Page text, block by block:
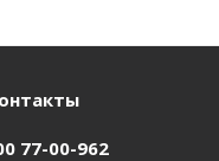
77-00-962